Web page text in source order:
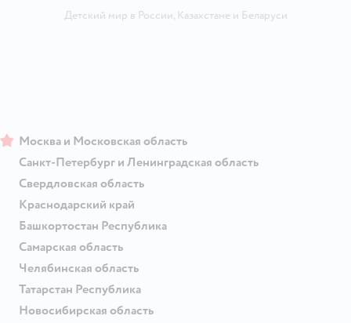
Детский мир в России, Казахстанеи Беларуси
Москва и Московская область
Санкт-Петербург и Ленинградская область
Свердловская область
Краснодарский край
Башкортостан Республика
Самарская область
Челябинская область
Татарстан Республика
Новосибирская область